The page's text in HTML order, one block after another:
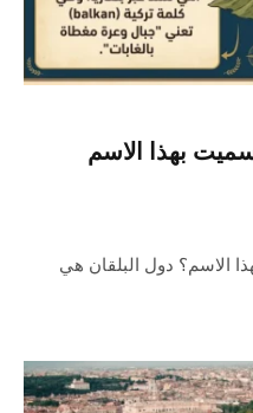
بهذا الاسم
الاسم؟ دول البلقان هي